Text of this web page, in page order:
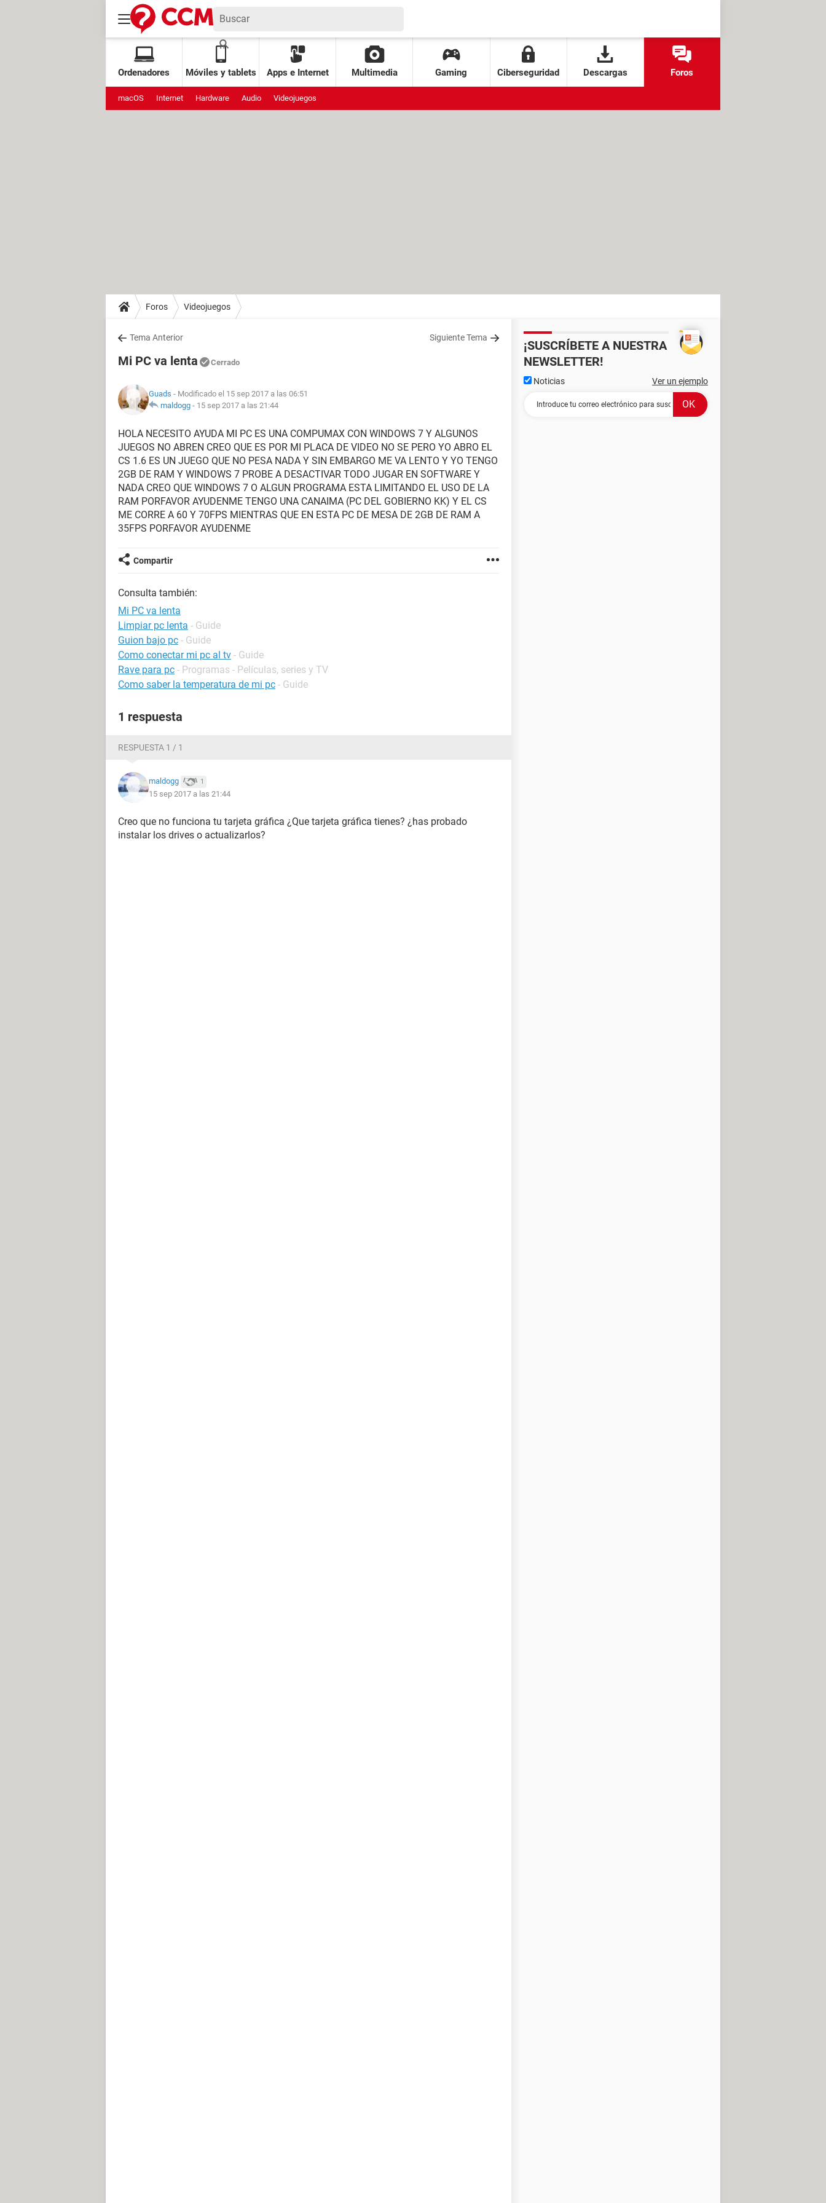
Ordenadores Móviles y tablets Apps e Internet Multimedia Gaming Ciberseguridad Descargas Foros
macOS Internet Hardware Audio Videojuegos
Foros Videojuegos
Tema Anterior Siguiente Tema
Mi PC va lenta Cerrado
Guads - Modificado el 15 sep 2017 a las 06:51
maldogg - 15 sep 2017 a las 21:44
HOLA NECESITO AYUDA MI PC ES UNA COMPUMAX CON WINDOWS 7 Y ALGUNOS
JUEGOS NO ABREN CREO QUE ES POR MI PLACA DE VIDEO NO SE PERO YO ABRO EL
CS 1.6 ES UN JUEGO QUE NO PESA NADA Y SIN EMBARGO ME VA LENTO Y YO TENGO
2GB DE RAM Y WINDOWS 7 PROBE A DESACTIVAR TODO JUGAR EN SOFTWARE Y
NADA CREO QUE WINDOWS 7 O ALGUN PROGRAMA ESTA LIMITANDO EL USO DE LA
RAM PORFAVOR AYUDENME TENGO UNA CANAIMA (PC DEL GOBIERNO KK) Y EL CS
ME CORRE A 60 Y 70FPS MIENTRAS QUE EN ESTA PC DE MESA DE 2GB DE RAM A
35FPS PORFAVOR AYUDENME
Compartir
Consulta también:
Mi PC va lenta
Limpiar pc lenta - Guide
Guion bajo pc - Guide
Como conectar mi pc al tv - Guide
Rave para pc - Programas - Películas, series y TV
Como saber la temperatura de mi pc - Guide
1 respuesta
RESPUESTA 1 / 1
maldogg 1
15 sep 2017 a las 21:44
Creo que no funciona tu tarjeta gráfica ¿Que tarjeta gráfica tienes? ¿has probado
instalar los drives o actualizarlos?
¡SUSCRÍBETE A NUESTRA
NEWSLETTER!
Noticias Ver un ejemplo